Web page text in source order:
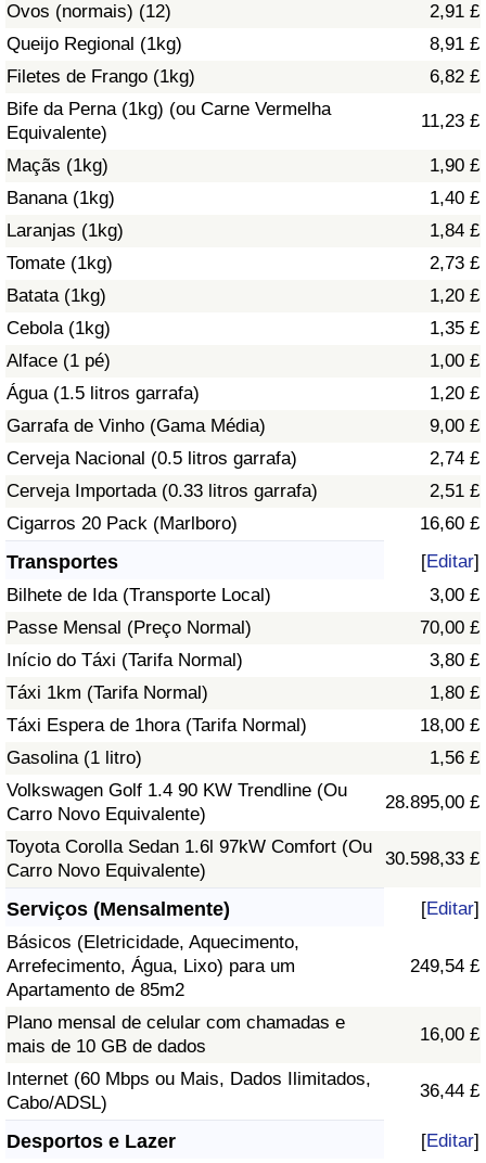
Ovos (normais) (12)
2,91 £
Queijo Regional (1kg)
8,91 £
Filetes de Frango (1kg)
6,82 £
Bife da Perna (1kg) (ou Carne Vermelha
Equivalente)
11,23 £
Maçãs (1kg)
1,90 £
Banana (1kg)
1,40 £
Laranjas (1kg)
1,84 £
Tomate (1kg)
2,73 £
Batata (1kg)
1,20 £
Cebola (1kg)
1,35 £
Alface (1 pé)
1,00 £
Água (1.5 litros garrafa)
1,20 £
Garrafa de Vinho (Gama Média)
9,00 £
Cerveja Nacional (0.5 litros garrafa)
2,74 £
Cerveja Importada (0.33 litros garrafa)
2,51 £
Cigarros 20 Pack (Marlboro)
16,60 £
Transportes [Editar]
Bilhete de Ida (Transporte Local)
3,00 £
Passe Mensal (Preço Normal)
70,00 £
Início do Táxi (Tarifa Normal)
3,80 £
Táxi 1km (Tarifa Normal)
1,80 £
Táxi Espera de 1hora (Tarifa Normal)
18,00 £
Gasolina (1 litro)
1,56 £
Volkswagen Golf 1.4 90 KW Trendline (Ou
Carro Novo Equivalente)
28.895,00 £
Toyota Corolla Sedan 1.6l 97kW Comfort (Ou
Carro Novo Equivalente)
30.598,33 £
Serviços (Mensalmente) [Editar]
Básicos (Eletricidade, Aquecimento,
Arrefecimento, Água, Lixo) para um
Apartamento de 85m2
249,54 £
Plano mensal de celular com chamadas e
mais de 10 GB de dados
16,00 £
Internet (60 Mbps ou Mais, Dados Ilimitados,
Cabo/ADSL)
36,44 £
Desportos e Lazer [Editar]
Indicador de Saúde
Indicador de Saúde por País
Poluição
Índice de poluição
Indicador de Poluição por País
Trânsito
Indicador de Trânsito
Indicador de Trânsito (Atual)
Indicador de Trânsito por País